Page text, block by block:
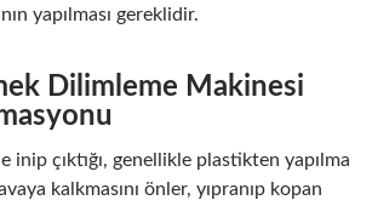
yapılması gereklidir.
Dilimleme Makinesi
inip çıktığı, genellikle plastikten yapılma
kalkmasını önler, yıpranıp kopan